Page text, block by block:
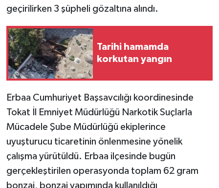
geçirilirken 3 şüpheli gözaltına alındı.
Tarihi hamamda
korkutan yangın
Erbaa Cumhuriyet Başsavcılığı koordinesinde
Tokat İl Emniyet Müdürlüğü Narkotik Suçlarla
Mücadele Şube Müdürlüğü ekiplerince
uyuşturucu ticaretinin önlenmesine yönelik
çalışma yürütüldü. Erbaa ilçesinde bugün
gerçekleştirilen operasyonda toplam 62 gram
bonzai, bonzai yapımında kullanıldığı